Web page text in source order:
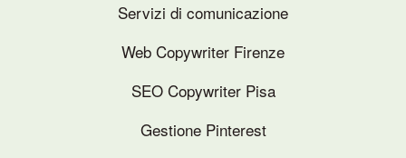
Servizi di comunicazione
Web Copywriter Firenze
SEO Copywriter Pisa
Gestione Pinterest